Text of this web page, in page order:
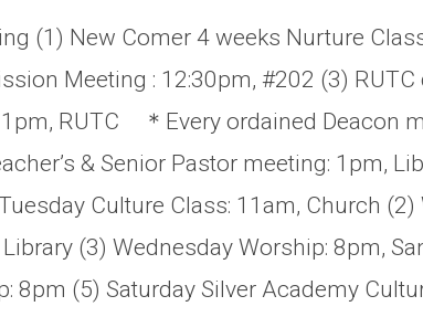
(1) New Comer 4 weeks Nurture
Meeting : 12:30pm, #202 (3)
RUTC ＊Every ordained Deacon
& Senior Pastor meeting: 1pm,
Culture Class: 11am, Church (2)
(3) Wednesday Worship: 8pm,
8pm (5) Saturday Silver Academy